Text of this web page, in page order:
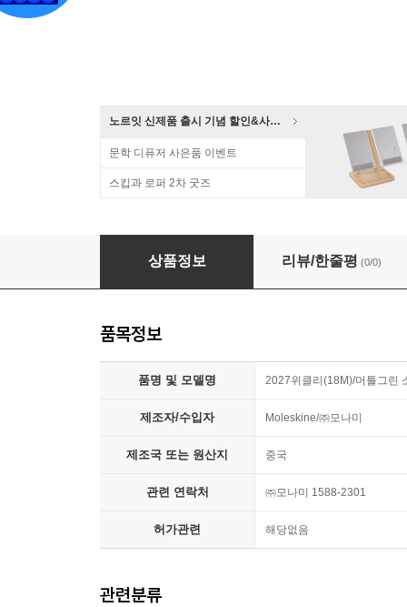
노르잇 신제품 출시 기념 할인&사은품 증정!
문학 디퓨저 사은품 이벤트
스킵과 로퍼 2차 굿즈
2027위클리(18M)/머틀그린 소프트 L
상품정보 리뷰/한줄평 (0/0)
품목정보
품명 및 모델명 2027위클리(18M)/머틀그린
제조자/수입자 Moleskine/㈜모나미
제조국 또는 원산지 중국
관련 연락처 ㈜모나미 1588-2301
허가관련 해당없음
관련분류